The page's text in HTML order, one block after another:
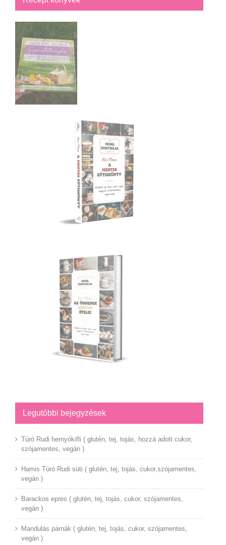
Legutóbbi bejegyzések
Túró Rudi hernyókifli ( glutén, tej, tojás, hozzá adott cukor,
szójamentes, vegán )
Hamis Túró Rudi süti ( glutén, tej, tojás, cukor,szójamentes,
vegán )
Barackos epres ( glutén, tej, tojás, cukor, szójamentes,
vegán )
Mandulás párnák ( glutén, tej, tojás, cukor, szójamentes,
vegán )